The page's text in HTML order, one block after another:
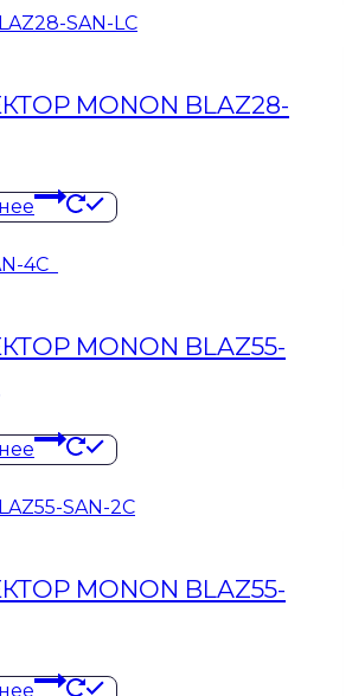
MONON BLAZ28-
MONON BLAZ55-
MONON BLAZ55-